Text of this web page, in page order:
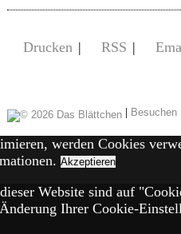
Drucken | RSS |
|
werden Cookies
Akzeptieren
Website sind auf
Ihrer Cookie-